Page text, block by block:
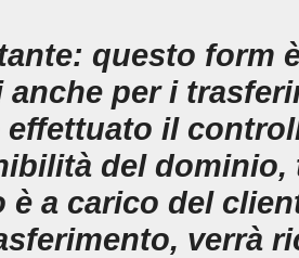
questo form
per i
effettuato il
del dominio,
è a carico del
verrà